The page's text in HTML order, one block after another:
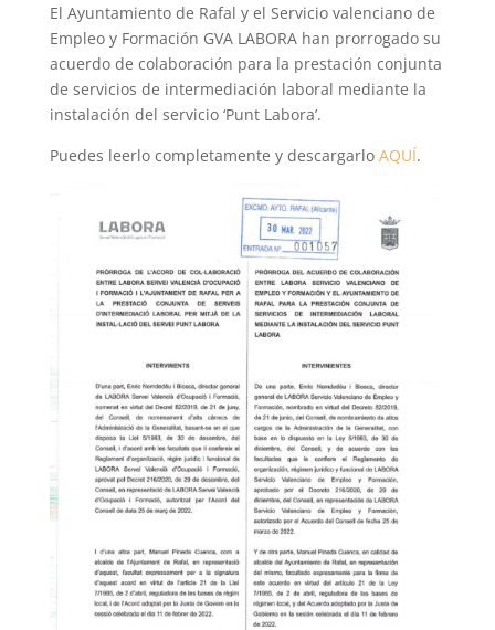
El Ayuntamiento de Rafal y el Servicio valenciano de
Empleo y Formación GVA LABORA han prorrogado su
acuerdo de colaboración para la prestación conjunta
de servicios de intermediación laboral mediante la
instalación del servicio ‘Punt Labora’.
Puedes leerlo completamente y descargarlo AQUÍ.